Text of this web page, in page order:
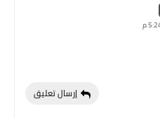
إرسال تعليق